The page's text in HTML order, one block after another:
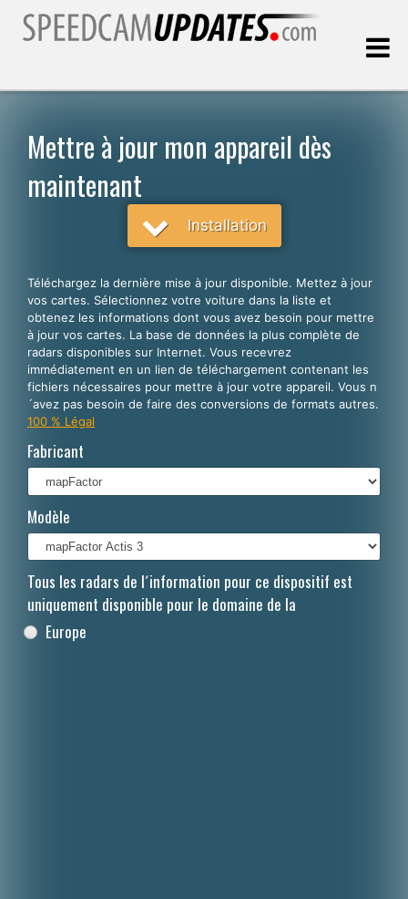
CHOISISSEZ VOTRE LANGUE
English
Español
Português
Deutsch
Italiano
Polski
Nederlands
Dansk
Mettre à jour mon appareil dès
maintenant
Installation
Téléchargez la dernière mise à jour disponible. Mettez à jour
vos cartes. Sélectionnez votre voiture dans la liste et
obtenez les informations dont vous avez besoin pour mettre
à jour vos cartes. La base de données la plus complète de
radars disponibles sur Internet. Vous recevrez
immédiatement en un lien de téléchargement contenant les
fichiers nécessaires pour mettre à jour votre appareil. Vous n
´avez pas besoin de faire des conversions de formats autres.
100 % Légal
Fabricant
Modèle
Tous les radars de l´information pour ce dispositif est
uniquement disponible pour le domaine de la
Europe